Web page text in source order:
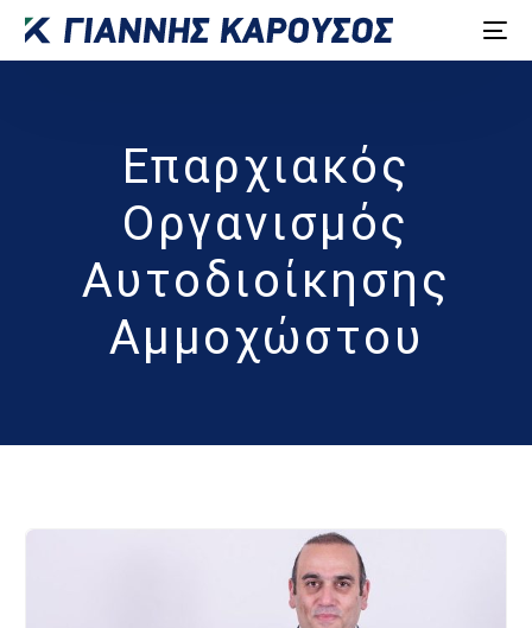
Επαρχιακός
Οργανισμός
Αυτοδιοίκησης
Αμμοχώστου